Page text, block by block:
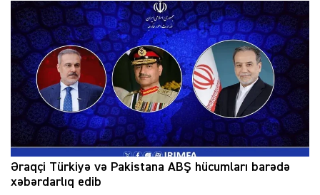
Əraqçi Türkiyə və Pakistana ABŞ hücumları barədə
xəbərdarlıq edib